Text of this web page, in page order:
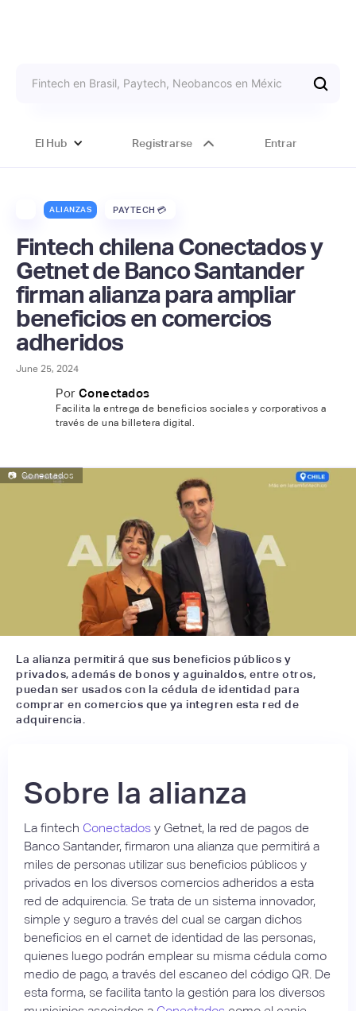
El Hub Registrarse Entrar
ALIANZAS PAYTECH 💳
Fintech chilena Conectados y
Getnet de Banco Santander
firman alianza para ampliar
beneficios en comercios
adheridos
June 25, 2024
Por Conectados
Facilita la entrega de beneficios sociales y corporativos a
través de una billetera digital.
📷 Conectados
La alianza permitirá que sus beneficios públicos y
privados, además de bonos y aguinaldos, entre otros,
puedan ser usados con la cédula de identidad para
comprar en comercios que ya integren esta red de
adquirencia.
Sobre la alianza
La fintech Conectados y Getnet, la red de pagos de
Banco Santander, firmaron una alianza que permitirá a
miles de personas utilizar sus beneficios públicos y
privados en los diversos comercios adheridos a esta
red de adquirencia. Se trata de un sistema innovador,
simple y seguro a través del cual se cargan dichos
beneficios en el carnet de identidad de las personas,
quienes luego podrán emplear su misma cédula como
medio de pago, a través del escaneo del código QR. De
esta forma, se facilita tanto la gestión para los diversos